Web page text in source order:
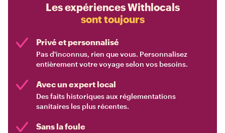
Les expériences Withlocals
sont toujours
Privé et personnalisé
Pas d'inconnus, rien que vous. Personnalisez
entièrement votre voyage selon vos besoins.
Avec un expert local
Des faits historiques aux réglementations
sanitaires les plus récentes.
Sans la foule